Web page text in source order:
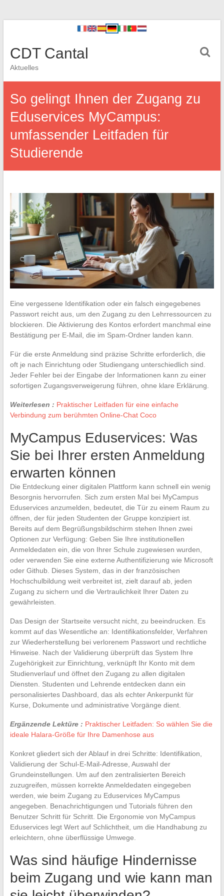
CDT Cantal
Aktuelles
So gelingt Ihnen der Zugang zu
Eduservices MyCampus:
umfassender Leitfaden für
Studierende
Eine vergessene Identifikation oder ein falsch eingegebenes
Passwort reicht aus, um den Zugang zu den Lehrressourcen zu
blockieren. Die Aktivierung des Kontos erfordert manchmal eine
Bestätigung per E-Mail, die im Spam-Ordner landen kann.
Für die erste Anmeldung sind präzise Schritte erforderlich, die
oft je nach Einrichtung oder Studiengang unterschiedlich sind.
Jeder Fehler bei der Eingabe der Informationen kann zu einer
sofortigen Zugangsverweigerung führen, ohne klare Erklärung.
Weiterlesen : Praktischer Leitfaden für eine einfache
Verbindung zum berühmten Online-Chat Coco
MyCampus Eduservices: Was
Sie bei Ihrer ersten Anmeldung
erwarten können
Die Entdeckung einer digitalen Plattform kann schnell ein wenig
Besorgnis hervorrufen. Sich zum ersten Mal bei MyCampus
Eduservices anzumelden, bedeutet, die Tür zu einem Raum zu
öffnen, der für jeden Studenten der Gruppe konzipiert ist.
Bereits auf dem Begrüßungsbildschirm stehen Ihnen zwei
Optionen zur Verfügung: Geben Sie Ihre institutionellen
Anmeldedaten ein, die von Ihrer Schule zugewiesen wurden,
oder verwenden Sie eine externe Authentifizierung wie Microsoft
oder Github. Dieses System, das in der französischen
Hochschulbildung weit verbreitet ist, zielt darauf ab, jeden
Zugang zu sichern und die Vertraulichkeit Ihrer Daten zu
gewährleisten.
Das Design der Startseite versucht nicht, zu beeindrucken. Es
kommt auf das Wesentliche an: Identifikationsfelder, Verfahren
zur Wiederherstellung bei verlorenem Passwort und rechtliche
Hinweise. Nach der Validierung überprüft das System Ihre
Zugehörigkeit zur Einrichtung, verknüpft Ihr Konto mit dem
Studienverlauf und öffnet den Zugang zu allen digitalen
Diensten. Studenten und Lehrende entdecken dann ein
personalisiertes Dashboard, das als echter Ankerpunkt für
Kurse, Dokumente und administrative Vorgänge dient.
Ergänzende Lektüre : Praktischer Leitfaden: So wählen Sie die
ideale Halara-Größe für Ihre Damenhose aus
Konkret gliedert sich der Ablauf in drei Schritte: Identifikation,
Validierung der Schul-E-Mail-Adresse, Auswahl der
Grundeinstellungen. Um auf den zentralisierten Bereich
zuzugreifen, müssen korrekte Anmeldedaten eingegeben
werden, wie beim Zugang zu Eduservices MyCampus
angegeben. Benachrichtigungen und Tutorials führen den
Benutzer Schritt für Schritt. Die Ergonomie von MyCampus
Eduservices legt Wert auf Schlichtheit, um die Handhabung zu
erleichtern, ohne überflüssige Umwege.
Was sind häufige Hindernisse
beim Zugang und wie kann man